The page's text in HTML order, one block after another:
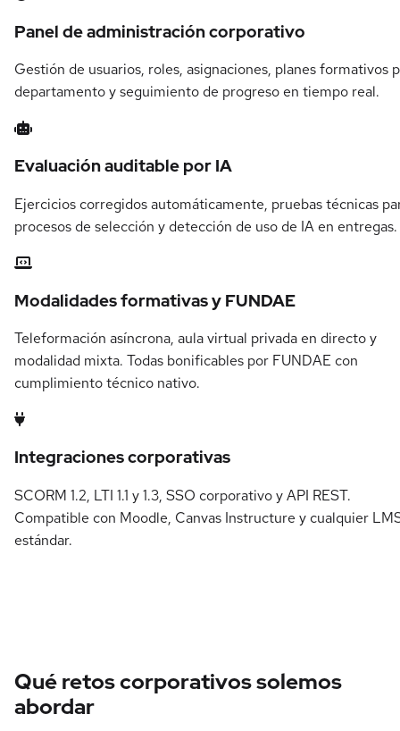
Panel de administración corporativo
Gestión de usuarios, roles, asignaciones, planes formativos
departamento y seguimiento de progreso en tiempo real.
Evaluación auditable por IA
Ejercicios corregidos automáticamente, pruebas técnicas
procesos de selección y detección de uso de IA en entregas.
Modalidades formativas y FUNDAE
Teleformación asíncrona, aula virtual privada en directo y
modalidad mixta. Todas bonificables por FUNDAE con
cumplimiento técnico nativo.
Integraciones corporativas
SCORM 1.2, LTI 1.1 y 1.3, SSO corporativo y API REST.
Compatible con Moodle, Canvas Instructure y cualquier
estándar.
Qué retos corporativos solemos
abordar